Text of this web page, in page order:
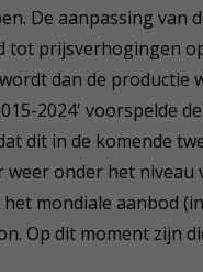
De aanpassing van
tot prijsverhogingen
dan de productie
2024' voorspelde
dit in de komende
onder het niveau
mondiale aanbod
Op dit moment zijn